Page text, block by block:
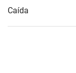
Caída